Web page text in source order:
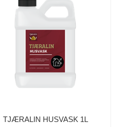
TJÆRALIN HUSVASK 1L